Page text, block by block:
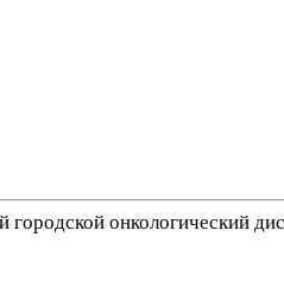
городской онкологический